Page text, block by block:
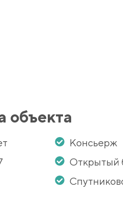
объекта
Консьерж
Открытый